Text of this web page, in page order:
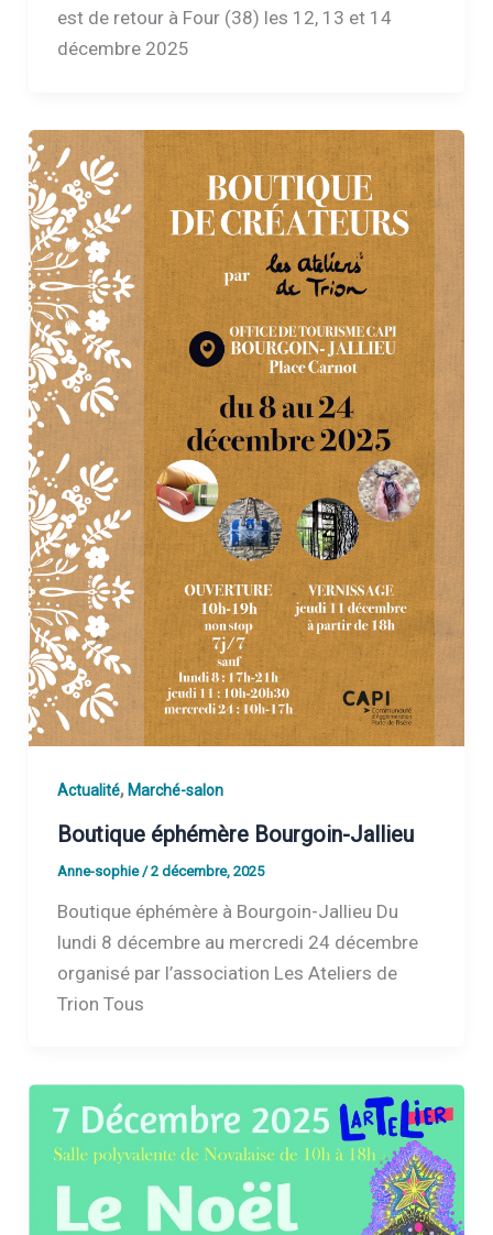
est de retour à Four (38) les 12, 13 et 14
décembre 2025
Actualité, Marché-salon
Boutique éphémère Bourgoin-Jallieu
Anne-sophie /2 décembre, 2025
Boutique éphémère à Bourgoin-Jallieu Du
lundi 8 décembre au mercredi 24 décembre
organisé par l’association Les Ateliers de
Trion Tous